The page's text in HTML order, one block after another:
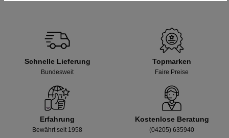
Schnelle Lieferung
Bundesweit
Topmarken
Faire Preise
Erfahrung
Bewährt seit 1958
Kostenlose Beratung
(04205) 635940